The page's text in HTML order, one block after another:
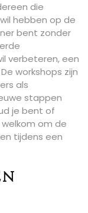
die
hebben op de
bent zonder
verbeteren, een
workshops zijn
als
stappen
je bent of
om de
tijdens een